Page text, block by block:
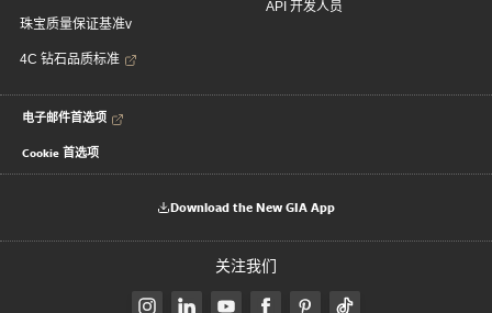
珠宝质量保证基准v
4C 钻石品质标准
API 开发人员
电子邮件首选项
Cookie 首选项
Download the New GIA App
关注我们